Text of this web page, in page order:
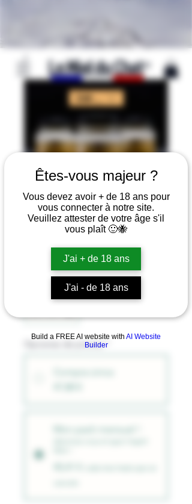
Êtes-vous majeur ?
Vous devez avoir + de 18 ans pour
vous connecter à notre site.
Veuillez attester de votre âge s'il
vous plaît 🙂🐝
J'ai + de 18 ans
J'ai - de 18 ans
Build a FREE AI website with AI Website
Builder
Le Miel du Chat©
EUR (€)
Miel et CBD 125G (x3)
45,41 €Precio
por mes
*
Opciones de precios *